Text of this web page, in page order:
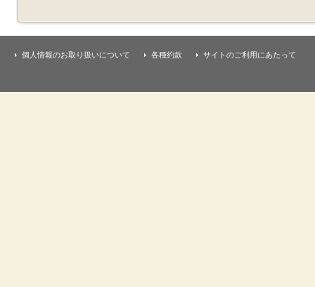
個人情報のお取り扱いについて 各種約款 サイトのご利用にあたって